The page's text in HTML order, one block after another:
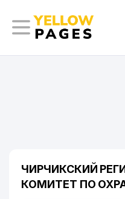
ЧИРЧИКСКИЙ
КОМИТЕТ ПО